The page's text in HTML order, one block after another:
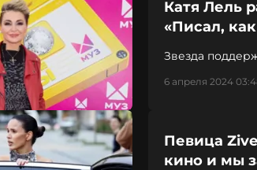
Катя Лель
«Писал,
Звезда
6 апреля 2024
Певица
кино и мы